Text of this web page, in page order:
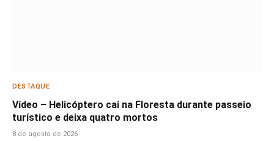
DESTAQUE
Vídeo – Helicóptero cai na Floresta durante passeio
turístico e deixa quatro mortos
8 de agosto de 2026